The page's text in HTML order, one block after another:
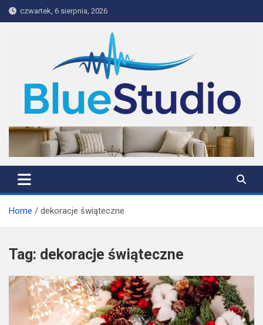
Skip
to
czwartek, 6 sierpnia, 2026
BlueStudio
Home dekoracje świąteczne
Tag: dekoracje świąteczne